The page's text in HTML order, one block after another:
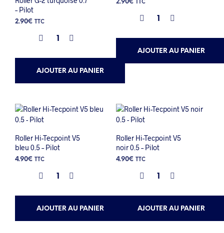
– Pilot
2.90€ TTC
AJOUTER AU PANIER
2.90€ TTC
AJOUTER AU PANIER
Roller Hi-Tecpoint V5
bleu 0.5 – Pilot
4.90€ TTC
AJOUTER AU PANIER
Roller Hi-Tecpoint V5
noir 0.5 – Pilot
4.90€ TTC
AJOUTER AU PANIER